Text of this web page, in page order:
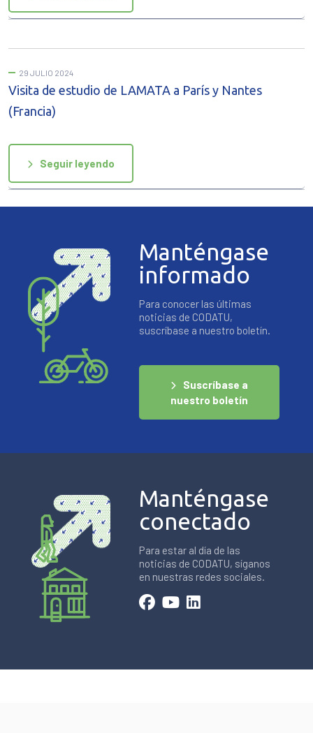
29 JULIO 2024
Visita de estudio de LAMATA a París y Nantes
(Francia)
Seguir leyendo
Manténgase
informado
Para conocer las últimas
noticias de CODATU,
suscríbase a nuestro boletín.
Suscríbase a
nuestro boletín
Manténgase
conectado
Para estar al día de las
noticias de CODATU, síganos
en nuestras redes sociales.